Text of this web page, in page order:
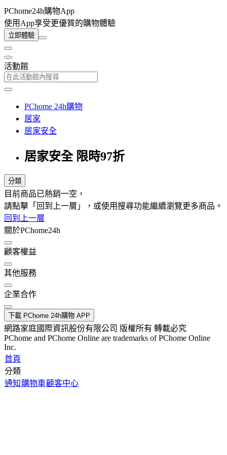
PChome24h購物App
使用App享受更優質的購物體驗
立即體驗
活動館
PChome 24h購物
居家
居家安全
居家安全 限時97折
分類
目前商品已熱銷一空，
請點擊「回到上一層」，或使用搜尋功能繼續瀏覽更多商品。
回到上一層
關於PChome24h
顧客權益
其他服務
企業合作
下載 PChome 24h購物 APP
網路家庭國際資訊股份有限公司 版權所有 轉載必究
PChome and PChome Online are trademarks of PChome Online
Inc.
首頁
分類
通知 購物車顧客中心